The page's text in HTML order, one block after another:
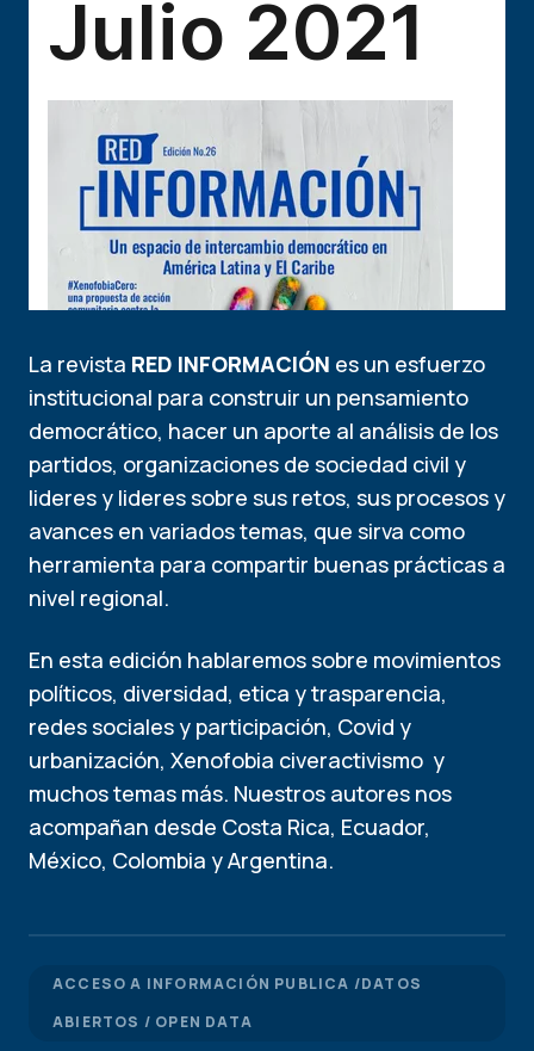
La revista RED INFORMACIÓN es un esfuerzo
institucional para construir un pensamiento
democrático, hacer un aporte al análisis de los
partidos, organizaciones de sociedad civil y
lideres y lideres sobre sus retos, sus procesos y
avances en variados temas, que sirva como
herramienta para compartir buenas prácticas a
nivel regional.
En esta edición hablaremos sobre movimientos
políticos, diversidad, etica y trasparencia,
redes sociales y participación, Covid y
urbanización, Xenofobia civeractivismo y
muchos temas más. Nuestros autores nos
acompañan desde Costa Rica, Ecuador,
México, Colombia y Argentina.
ACCESO A INFORMACIÓN PUBLICA /DATOS
ABIERTOS / OPEN DATA